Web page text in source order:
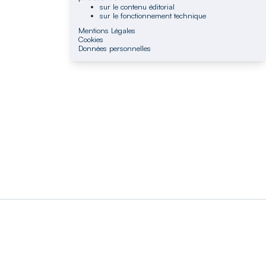
sur le contenu éditorial
sur le fonctionnement technique
Mentions Légales
Cookies
Données personnelles